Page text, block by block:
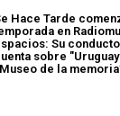
Hace Tarde
en
Su
sobre
de la